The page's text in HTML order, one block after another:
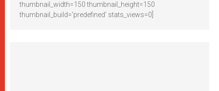
thumbnail_width=150 thumbnail_height=150
thumbnail_build='predefined' stats_views=0]